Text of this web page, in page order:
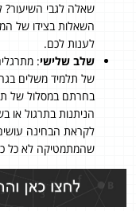
שאלה לגבי
השאלות בצידו של
לענות לכם.
שלב שלישי:
של תלמיד משלים
בחרתם במסלול של
הניתנות בתרגול או
לקראת הבחינה
שהמתמטיקה לא כל